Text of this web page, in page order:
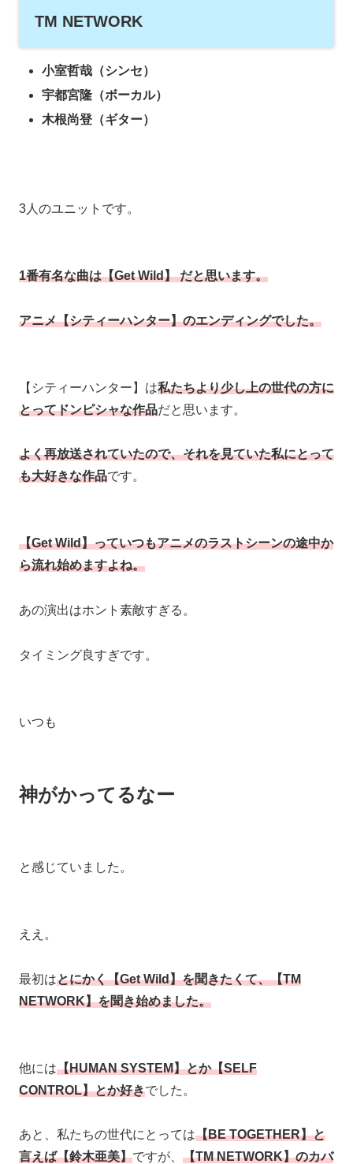
TM NETWORK
小室哲哉（シンセ）
宇都宮隆（ボーカル）
木根尚登（ギター）
3人のユニットです。
1番有名な曲は【Get Wild】 だと思います。
アニメ【シティーハンター】のエンディングでした。
【シティーハンター】は私たちより少し上の世代の方に
とってドンピシャな作品だと思います。
よく再放送されていたので、それを見ていた私にとって
も大好きな作品です。
【Get Wild】っていつもアニメのラストシーンの途中か
ら流れ始めますよね。
あの演出はホント素敵すぎる。
タイミング良すぎです。
いつも
神がかってるなー
と感じていました。
ええ。
最初はとにかく【Get Wild】を聞きたくて、【TM
NETWORK】を聞き始めました。
他には【HUMAN SYSTEM】とか【SELF
CONTROL】とか好きでした。
あと、私たちの世代にとっては【BE TOGETHER】と
言えば【鈴木亜美】ですが、 【TM NETWORK】のカバ